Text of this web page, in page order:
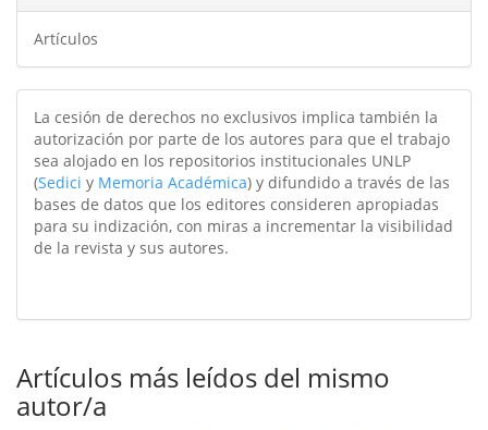
Artículos
La cesión de derechos no exclusivos implica también la
autorización por parte de los autores para que el trabajo
sea alojado en los repositorios institucionales UNLP
(Sedici y Memoria Académica) y difundido a través de las
bases de datos que los editores consideren apropiadas
para su indización, con miras a incrementar la visibilidad
de la revista y sus autores.
Artículos más leídos del mismo
autor/a